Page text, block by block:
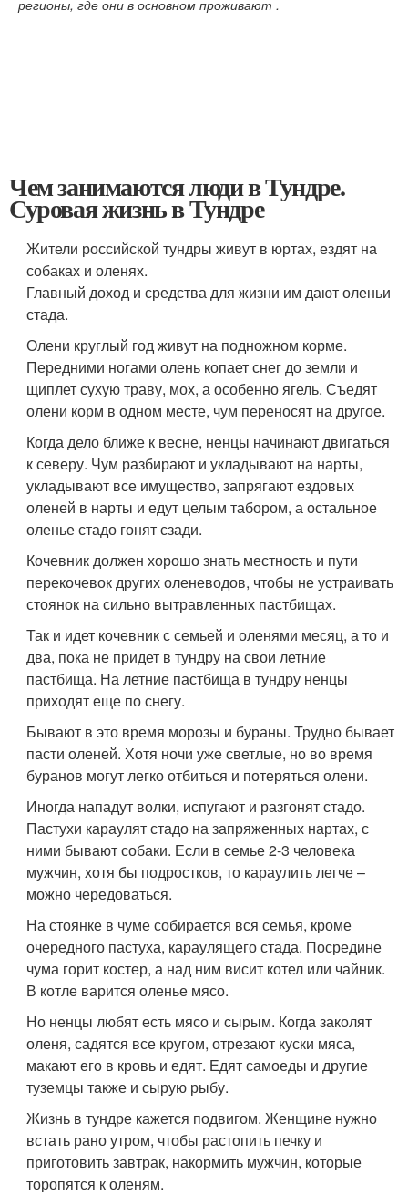
регионы, где они в основном проживают .
Чем занимаются люди в Тундре.
Суровая жизнь в Тундре
Жители российской тундры живут в юртах, ездят на
собаках и оленях.
Главный доход и средства для жизни им дают оленьи
стада.
Олени круглый год живут на подножном корме.
Передними ногами олень копает снег до земли и
щиплет сухую траву, мох, а особенно ягель. Съедят
олени корм в одном месте, чум переносят на другое.
Когда дело ближе к весне, ненцы начинают двигаться
к северу. Чум разбирают и укладывают на нарты,
укладывают все имущество, запрягают ездовых
оленей в нарты и едут целым табором, а остальное
оленье стадо гонят сзади.
Кочевник должен хорошо знать местность и пути
перекочевок других оленеводов, чтобы не устраивать
стоянок на сильно вытравленных пастбищах.
Так и идет кочевник с семьей и оленями месяц, а то и
два, пока не придет в тундру на свои летние
пастбища. На летние пастбища в тундру ненцы
приходят еще по снегу.
Бывают в это время морозы и бураны. Трудно бывает
пасти оленей. Хотя ночи уже светлые, но во время
буранов могут легко отбиться и потеряться олени.
Иногда нападут волки, испугают и разгонят стадо.
Пастухи караулят стадо на запряженных нартах, с
ними бывают собаки. Если в семье 2-3 человека
мужчин, хотя бы подростков, то караулить легче –
можно чередоваться.
На стоянке в чуме собирается вся семья, кроме
очередного пастуха, караулящего стада. Посредине
чума горит костер, а над ним висит котел или чайник.
В котле варится оленье мясо.
Но ненцы любят есть мясо и сырым. Когда заколят
оленя, садятся все кругом, отрезают куски мяса,
макают его в кровь и едят. Едят самоеды и другие
туземцы также и сырую рыбу.
Жизнь в тундре кажется подвигом. Женщине нужно
встать рано утром, чтобы растопить печку и
приготовить завтрак, накормить мужчин, которые
торопятся к оленям.